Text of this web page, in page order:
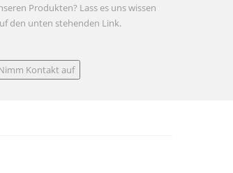
Produkten? Lass es uns wissen
den unten stehenden Link.
Kontakt auf